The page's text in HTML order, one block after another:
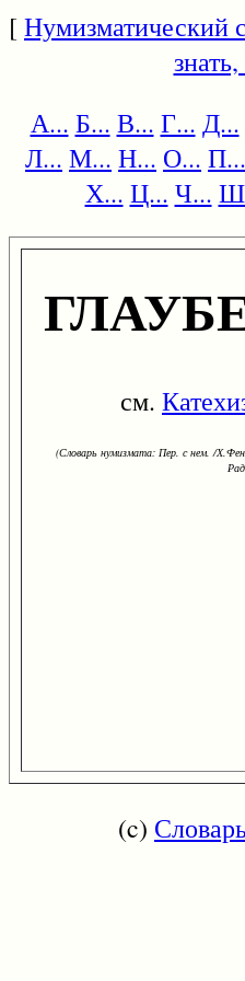
[Нумизматический
А... Б... В... Г... Д...
Л... М... Н... О... П...
Х... Ц... Ч...
см.
(Словарь нумизмата: Пер. с нем. /
(c)